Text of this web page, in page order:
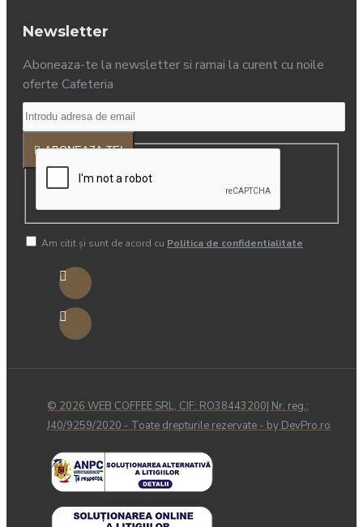
Newsletter
Aboneaza-te la newsletter si ramai la curent cu noile
oferte Cafeteria
ABONEAZA-TE!
Am citit şi sunt de acord cu Politica de confidentialitate
© 2026 WEB COFFEE SRL, CIF: RO38443200| Nr. reg.:
J40/9259/2020 - Toate drepturile rezervate - by DevPro.ro